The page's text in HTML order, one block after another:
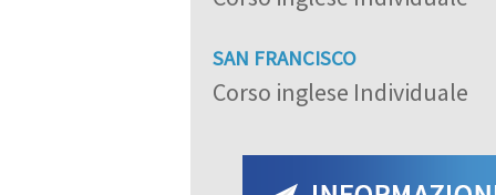
SAN FRANCISCO
Corso inglese Individuale